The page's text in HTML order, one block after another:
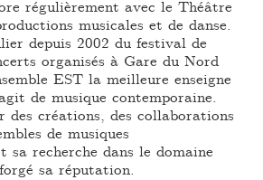
régulièrement avec le Théâtre
musicales et de danse.
depuis 2002 du festival de
organisés à Gare du Nord
EST la meilleure enseigne
de musique contemporaine.
des créations, des collaborations
de musiques
sa recherche dans le domaine
sa réputation.